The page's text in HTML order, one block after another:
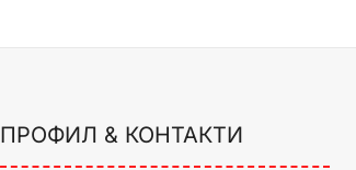
ПРОФИЛ & КОНТАКТИ